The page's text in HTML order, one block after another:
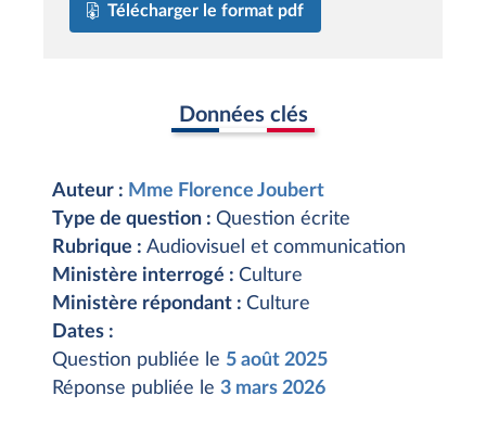
Télécharger le format pdf
Données clés
Auteur : Mme Florence Joubert
Type de question : Question écrite
Rubrique : Audiovisuel et communication
Ministère interrogé : Culture
Ministère répondant : Culture
Dates :
Question publiée le 5 août 2025
Réponse publiée le 3 mars 2026